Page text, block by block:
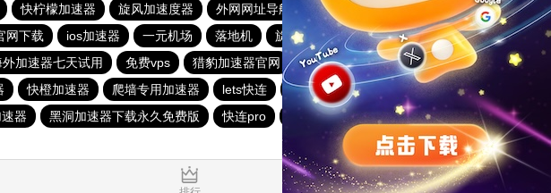
快柠檬加速器 旋风加速度器 外网网址导航 软件中心 雷霆加速
狂飙加速器
网下载 ios加速器 一元机场 落地机 旋风加速度器
快鸭vp加速器
外加速器七天试用 免费vps 猎豹加速器官网
夏时加速器
快橙加速器 爬墙专用加速器 lets快连 雷霆加速免费永久
猎豹vp加速器官网
器 黑洞加速器下载永久免费版 快连pro outline 暴雪加速器vp
ios加速器